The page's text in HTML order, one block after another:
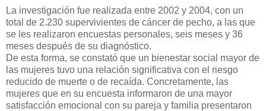
La investigación fue realizada entre 2002 y 2004, con un
total de 2.230 supervivientes de cáncer de pecho, a las que
se les realizaron encuestas personales, seis meses y 36
meses después de su diagnóstico.
De esta forma, se constató que un bienestar social mayor de
las mujeres tuvo una relación significativa con el riesgo
reducido de muerte o de recaída. Concretamente, las
mujeres que en su encuesta informaron de una mayor
satisfacción emocional con su pareja y familia presentaron